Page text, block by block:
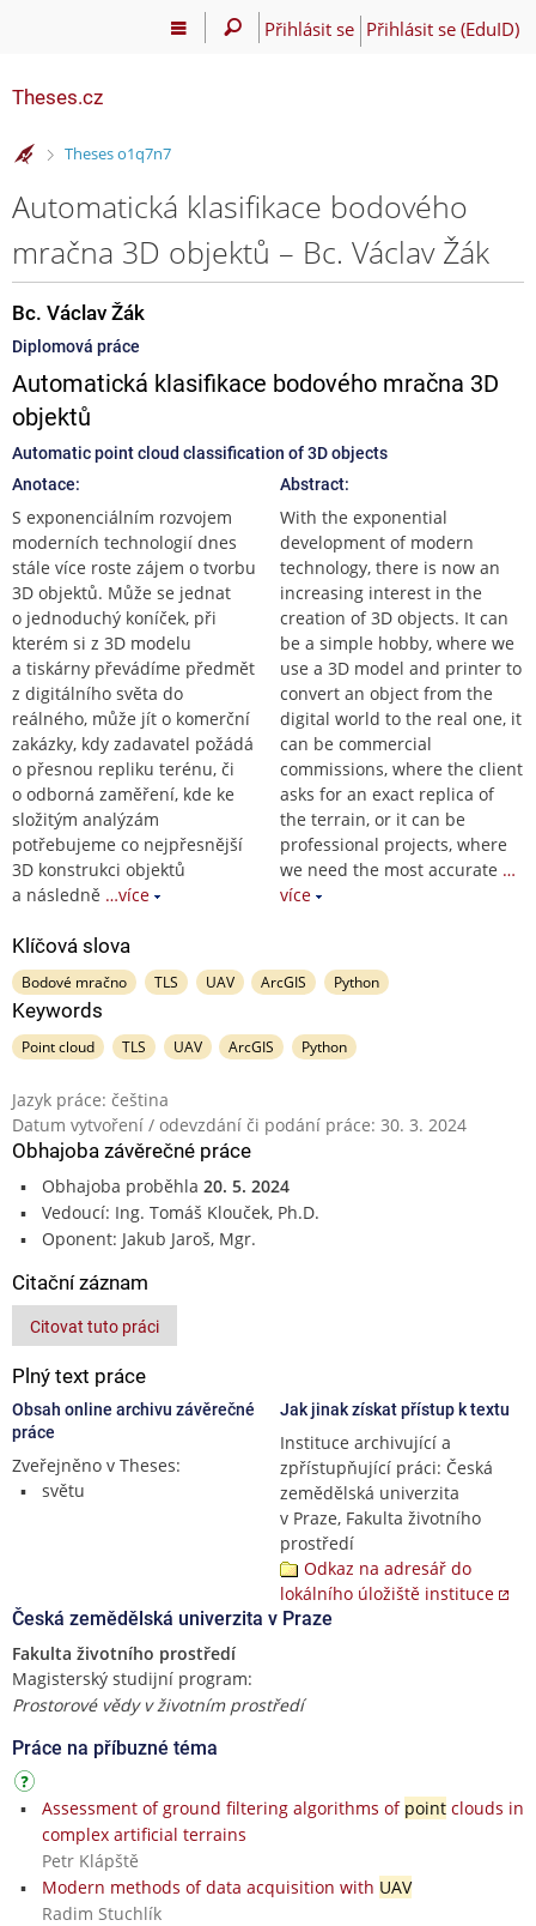
Přihlásit se Přihlásit se (EduID)
Theses.cz
>
Theses o1q7n7
Automatická klasifikace bodového
mračna 3D objektů – Bc. Václav Žák
Bc. Václav Žák
Diplomová práce
Automatická klasifikace bodového mračna 3D
objektů
Automatic point cloud classification of 3D objects
Anotace:
S exponenciálním rozvojem
moderních technologií dnes
stále více roste zájem o tvorbu
3D objektů. Může se jednat
o jednoduchý koníček, při
kterém si z 3D modelu
a tiskárny převádíme předmět
z digitálního světa do
reálného, může jít o komerční
zakázky, kdy zadavatel požádá
o přesnou repliku terénu, či
o odborná zaměření, kde ke
složitým analýzám
potřebujeme co nejpřesnější
3D konstrukci objektů
a následně …více
Abstract:
With the exponential
development of modern
technology, there is now an
increasing interest in the
creation of 3D objects. It can
be a simple hobby, where we
use a 3D model and printer to
convert an object from the
digital world to the real one, it
can be commercial
commissions, where the client
asks for an exact replica of
the terrain, or it can be
professional projects, where
we need the most accurate …
více
Klíčová slova
Bodové mračno TLS UAV ArcGIS Python
Keywords
Point cloud TLS UAV ArcGIS Python
Jazyk práce: čeština
Datum vytvoření / odevzdání či podání práce: 30. 3. 2024
Obhajoba závěrečné práce
Obhajoba proběhla 20. 5. 2024
Vedoucí: Ing. Tomáš Klouček, Ph.D.
Oponent: Jakub Jaroš, Mgr.
Citační záznam
Citovat tuto práci
Plný text práce
Obsah online archivu závěrečné
práce
Zveřejněno v Theses:
světu
Jak jinak získat přístup k textu
Instituce archivující a
zpřístupňující práci: Česká
zemědělská univerzita
v Praze, Fakulta životního
prostředí
Odkaz na adresář do
lokálního úložiště instituce
Česká zemědělská univerzita v Praze
Fakulta životního prostředí
Magisterský studijní program:
Prostorové vědy v životním prostředí
Práce na příbuzné téma
Assessment of ground filtering algorithms of pointclouds in
complex artificial terrains
Petr Klápště
Modern methods of data acquisition with UAV
Radim Stuchlík